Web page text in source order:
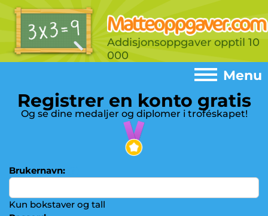
Addisjonsoppgaver opptil 10
000
Registrer en konto gratis
Og se dine medaljer og diplomer i troféskapet!
Brukernavn:
Kun bokstaver og tall
Menu
Menu
► Addisjon
► Subtraksjon